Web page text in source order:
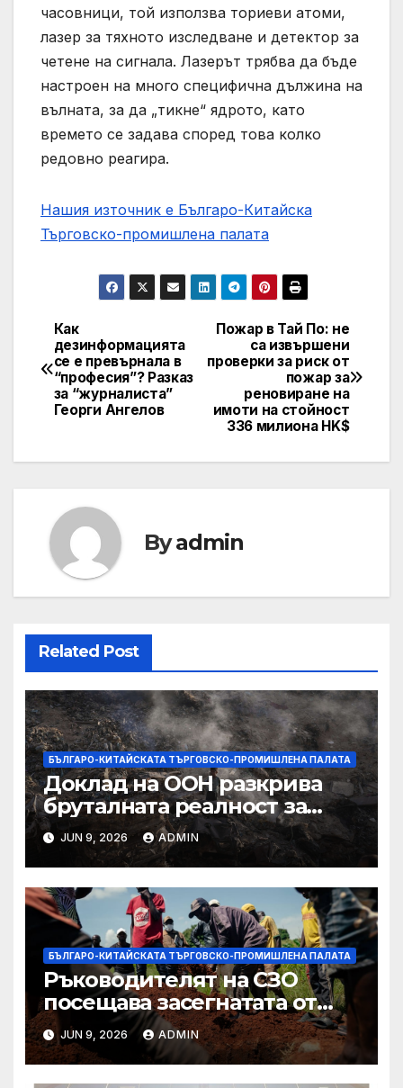
часовници, той използва ториеви атоми,
лазер за тяхното изследване и детектор за
четене на сигнала. Лазерът трябва да бъде
настроен на много специфична дължина на
вълната, за да „тикне“ ядрото, като
времето се задава според това колко
редовно реагира.
Нашия източник е Българо-Китайска
Търговско-промишлена палaта
Post
navigation
Пожар в Тай По: не
са извършени
проверки за риск от
пожар за
реновиране на
имоти на стойност
336 милиона HK$
Как
дезинформацията
се е превърнала в
“професия”? Разказ
за “журналиста”
Георги Ангелов
Byadmin
Related Post
БЪЛГАРО-КИТАЙСКАТА ТЪРГОВСКО-ПРОМИШЛЕНА ПАЛАТА
Доклад на ООН разкрива
бруталната реалност за
палестинците в Газа,
Западния бряг
JUN 9, 2026 ADMIN
БЪЛГАРО-КИТАЙСКАТА ТЪРГОВСКО-ПРОМИШЛЕНА ПАЛАТА
Ръководителят на СЗО
посещава засегнатата от
Ебола Уганда, след като
вирусът се разпространява
от ДРК
JUN 9, 2026 ADMIN